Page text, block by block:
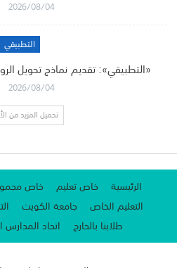
2026/08/04
التطبيقي
«التطبيقي»: تقديم نماذج تحويل
2026/08/04
تحميل المزيد من
الرئيسية خاص تعليم خاص
التعليم الخاص
جامعة الكويت
طلابنا بالخارج
اتحاد المدارس